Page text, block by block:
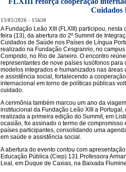
Cuidados
13/05/2026 - 15h50
A Fundação Leão XIII (FLXIII) participou, nesta
feira (13), da abertura do 2º Summit de
Cuidados de Saúde nos Países de Língua
realizado na Fundação Cesgranrio, no campus
Comprido, no Rio de Janeiro. O encontro reúne
representantes de nove países lusófonos para
modelos integrados e humanizados nas áreas
e assistência social, fortalecendo a cooperação
internacional em torno de políticas públicas
cuidado.
A cerimônia também marcou um ano da viagem
institucional da Fundação Leão XIII a Portugal,
realizada a primeira edição do Summit, em
ocasião, foi assinado o termo de compromisso
países participantes, consolidando uma
em saúde e assistência social.
A abertura do evento contou com
Educação Pública (Ciep) 131 Professora
Leal, em Duque de Caxias, na Baixada